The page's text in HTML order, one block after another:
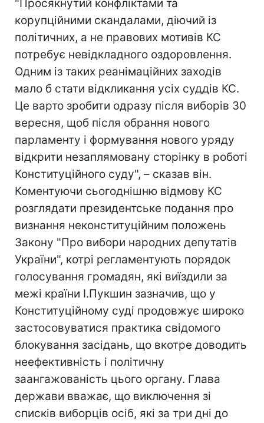
"Просякнутий конфліктами та
корупційними скандалами, діючий із
політичних, а не правових мотивів КС
потребує невідкладного оздоровлення.
Одним із таких реанімаційних заходів
мало б стати відкликання усіх суддів КС.
Це варто зробити одразу після виборів 30
вересня, щоб після обрання нового
парламенту і формування нового уряду
відкрити незаплямовану сторінку в роботі
Конституційного суду", – сказав він.
Коментуючи сьогоднішню відмову КС
розглядати президентське подання про
визнання неконституційним положень
Закону "Про вибори народних депутатів
України", котрі регламентують порядок
голосування громадян, які виїздили за
межі країни І.Пукшин зазначив, що у
Конституційному суді продовжує широко
застосовуватися практика свідомого
блокування засідань, що вкотре доводить
неефективність і політичну
заангажованість цього органу. Глава
держави вважає, що виключення зі
списків виборців осіб, які за три дні до